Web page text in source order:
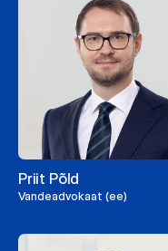
Priit Põld
Vandeadvokaat (ee)